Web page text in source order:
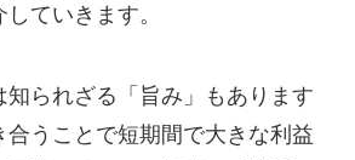
ていきます。
知られざる「旨み」もあります
合うことで短期間で大きな利益